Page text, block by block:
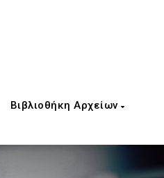
Βιβλιοθήκη Αρχείων